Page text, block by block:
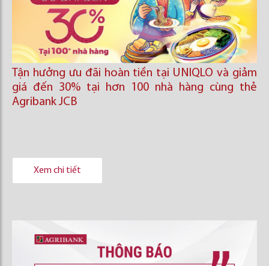
Tận hưởng ưu đãi hoàn tiền tại UNIQLO và giảm
giá đến 30% tại hơn 100 nhà hàng cùng thẻ
Agribank JCB
Xem chi tiết